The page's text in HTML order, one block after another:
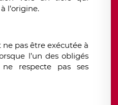
l’origine.
pas être exécutée à
l’un des obligés
respecte pas ses